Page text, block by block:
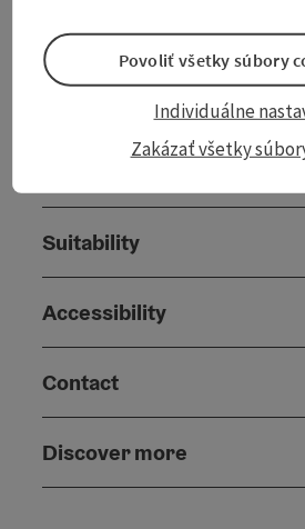
Tour and route information
Suitability
Accessibility
Contact
Discover more
Zakázať všetky
Individuálne
Povoliť všetky súbory